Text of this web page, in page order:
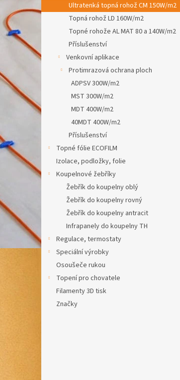
Ultratenká topná rohož CM 150W/m2
Topná rohož LD 160W/m2
Topné rohože AL MAT 80 a 140W/m2
Příslušenství
Venkovní aplikace
Protimrazová ochrana ploch
ADPSV 300W/m2
MST 300W/m2
MDT 400W/m2
40MDT 400W/m2
Příslušenství
Topné fólie ECOFILM
Izolace, podložky, folie
Koupelnové žebříky
Žebřík do koupelny oblý
Žebřík do koupelny rovný
Žebřík do koupelny antracit
Infrapanely do koupelny TH
Regulace, termostaty
Speciální výrobky
Osoušeče rukou
Topení pro chovatele
Filamenty 3D tisk
Značky